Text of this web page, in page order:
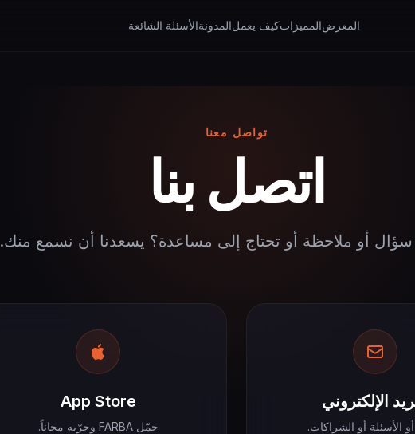
المعرضالمميزاتكيف يعملالمدونةالأسئلة الشائعة
تواصل معنا
اتصل بنا
أو ملاحظة أو تحتاج إلى مساعدة؟ يسعدنا أن نسمع منك.
الإلكتروني
الأسئلة أو الشراكات.
App Store
حمّل FARBA وجرّبه مجاناً.